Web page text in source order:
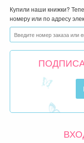
Купили наши книжки?
номеру или по адресу